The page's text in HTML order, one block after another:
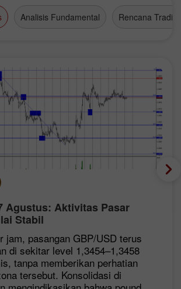
Analisis Fundamental Rencana
Agustus: Aktivitas Pasar
Stabil
jam, pasangan GBP/USD terus
di sekitar level 1,3454–1,3458
tanpa memberikan perhatian
tersebut. Konsolidasi di